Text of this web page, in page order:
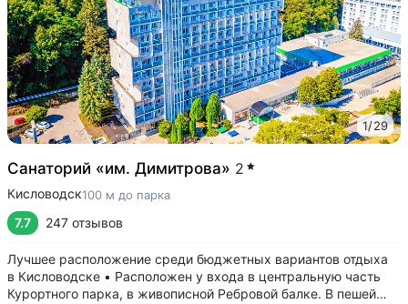
1/29
Санаторий «им. Димитрова» 2
Кисловодск100 м до парка
7.7 247 отзывов
Лучшее расположение среди бюджетных вариантов отдыха
в Кисловодске • Расположен у входа в центральную часть
Курортного парка, в живописной Ребровой балке. В пешей